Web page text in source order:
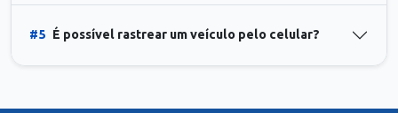
#5 É possível rastrear um veículo pelo celular?